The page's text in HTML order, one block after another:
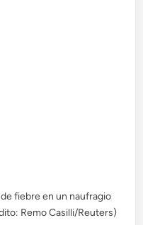
fiebre en un naufragio
Remo Casilli/Reuters)